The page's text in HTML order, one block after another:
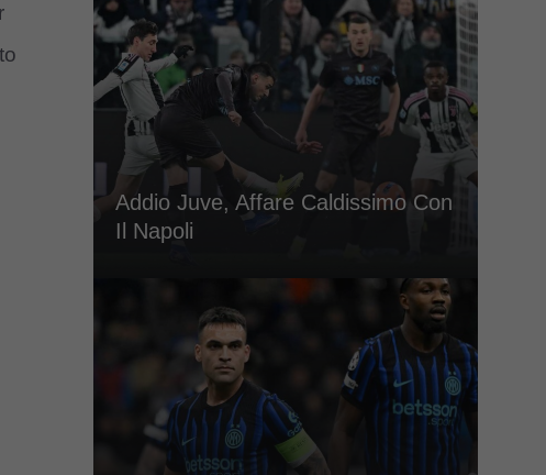
Addio Juve, Affare Caldissimo Con
Il Napoli